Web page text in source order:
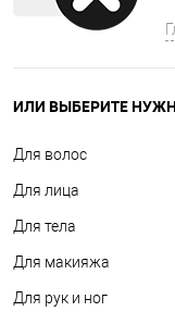
ИЛИ ВЫБЕРИТЕ
Для волос
Для лица
Для тела
Для макияжа
Для рук и ног